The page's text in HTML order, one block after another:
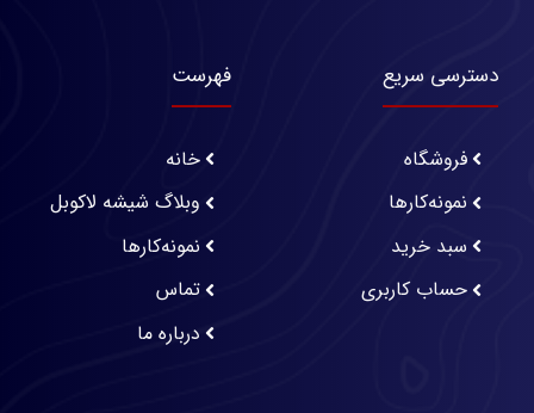
دسترسی سریع
فروشگاه
نمونه‌کارها
سبد خرید
حساب کاربری
فهرست
خانه
وبلاگ شیشه لاکوبل
نمونه‌کارها
تماس
درباره ما